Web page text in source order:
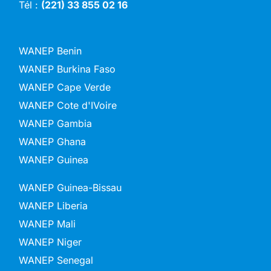
Tél : (221) 33 855 02 16
WANEP Benin
WANEP Burkina Faso
WANEP Cape Verde
WANEP Cote d'IVoire
WANEP Gambia
WANEP Ghana
WANEP Guinea
WANEP Guinea-Bissau
WANEP Liberia
WANEP Mali
WANEP Niger
WANEP Senegal